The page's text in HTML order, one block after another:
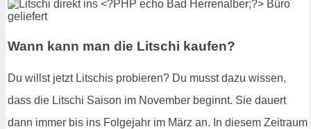
Wann kann man die Litschi kaufen?
Du willst jetzt Litschis probieren? Du musst dazu wissen,
dass die Litschi Saison im November beginnt. Sie dauert
dann immer bis ins Folgejahr im März an. In diesem Zeitraum